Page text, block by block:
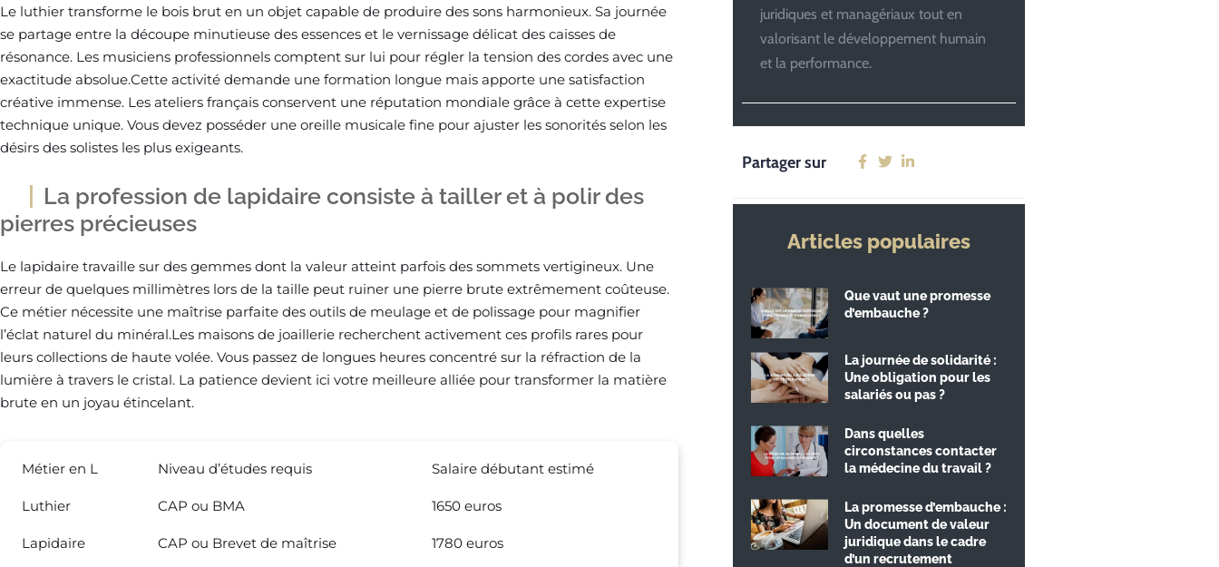
Le luthier transforme le bois brut en un objet capable de produire des sons harmonieux. Sa journée
se partage entre la découpe minutieuse des essences et le vernissage délicat des caisses de
résonance. Les musiciens professionnels comptent sur lui pour régler la tension des cordes avec une
exactitude absolue.Cette activité demande une formation longue mais apporte une satisfaction
créative immense. Les ateliers français conservent une réputation mondiale grâce à cette expertise
technique unique. Vous devez posséder une oreille musicale fine pour ajuster les sonorités selon les
désirs des solistes les plus exigeants.
La profession de lapidaire consiste à tailler et à polir des
pierres précieuses
Le lapidaire travaille sur des gemmes dont la valeur atteint parfois des sommets vertigineux. Une
erreur de quelques millimètres lors de la taille peut ruiner une pierre brute extrêmement coûteuse.
Ce métier nécessite une maîtrise parfaite des outils de meulage et de polissage pour magnifier
l’éclat naturel du minéral.Les maisons de joaillerie recherchent activement ces profils rares pour
leurs collections de haute volée. Vous passez de longues heures concentré sur la réfraction de la
lumière à travers le cristal. La patience devient ici votre meilleure alliée pour transformer la matière
brute en un joyau étincelant.
Métier en L Niveau d’études requis Salaire débutant estimé
Luthier CAP ou BMA 1650 euros
Lapidaire CAP ou Brevet de maîtrise 1780 euros
juridiques et managériaux tout en
valorisant le développement humain
et la performance.
Partager sur
Articles populaires
Que vaut une promesse
d’embauche ?
La journée de solidarité :
Une obligation pour les
salariés ou pas ?
Dans quelles
circonstances contacter
la médecine du travail ?
La promesse d’embauche :
Un document de valeur
juridique dans le cadre
d’un recrutement